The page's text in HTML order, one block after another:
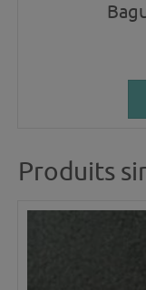
Produits